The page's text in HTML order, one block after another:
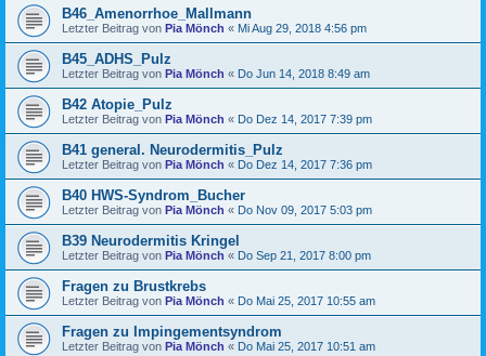
B46_Amenorrhoe_Mallmann
Letzter Beitrag von Pia Mönch « Mi Aug 29, 2018 4:56 pm
B45_ADHS_Pulz
Letzter Beitrag von Pia Mönch « Do Jun 14, 2018 8:49 am
B42 Atopie_Pulz
Letzter Beitrag von Pia Mönch « Do Dez 14, 2017 7:39 pm
B41 general. Neurodermitis_Pulz
Letzter Beitrag von Pia Mönch « Do Dez 14, 2017 7:36 pm
B40 HWS-Syndrom_Bucher
Letzter Beitrag von Pia Mönch « Do Nov 09, 2017 5:03 pm
B39 Neurodermitis Kringel
Letzter Beitrag von Pia Mönch « Do Sep 21, 2017 8:00 pm
Fragen zu Brustkrebs
Letzter Beitrag von Pia Mönch « Do Mai 25, 2017 10:55 am
Fragen zu Impingementsyndrom
Letzter Beitrag von Pia Mönch « Do Mai 25, 2017 10:51 am